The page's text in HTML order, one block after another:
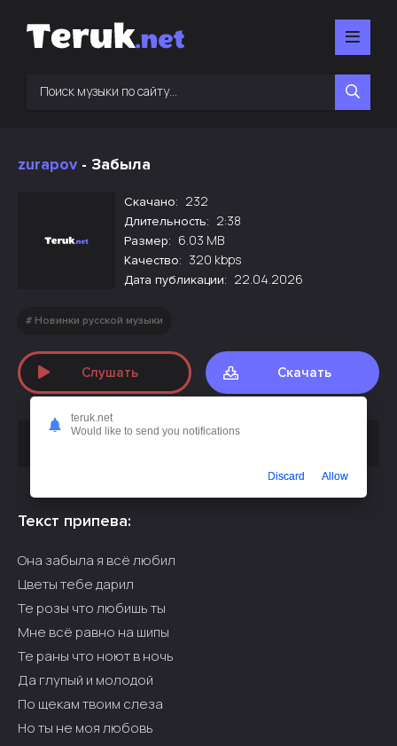
zurapov- Забыла
Скачано: 232
Длительность: 2:38
Размер: 6.03 MB
Качество: 320 kbps
Дата публикации: 22.04.2026
Новинки русской музыки
Слушать Скачать
Текст припева:
Она забыла я всё любил
Цветы тебе дарил
Те розы что любишь ты
Мне всё равно на шипы
Те раны что ноют в ночь
Да глупый и молодой
По щекам твоим слеза
Но ты не моя любовь
teruk.net
Would like to send you notifications
Discard Allow